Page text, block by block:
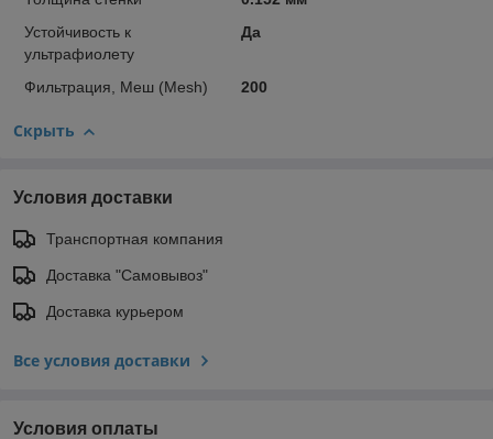
Устойчивость к
ультрафиолету
Да
Фильтрация, Меш (Mesh) 200
Скрыть
Условия доставки
Транспортная компания
Доставка "Самовывоз"
Доставка курьером
Все условия доставки
Условия оплаты